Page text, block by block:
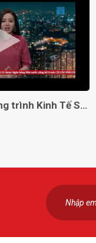
Lên sóng Chương trình Kinh Tế Số VTC2